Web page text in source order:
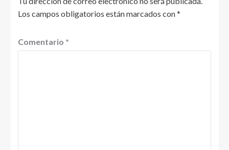
Los campos obligatorios están marcados con*
Comentario *